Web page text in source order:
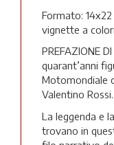
Formato:
vignette a
PREFAZIONE
quarant’anni
Motomondiale
Valentino Rossi.
La leggenda e
trovano in